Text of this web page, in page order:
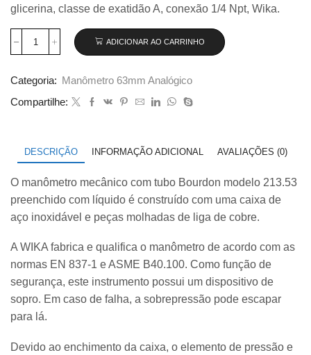
glicerina, classe de exatidão A, conexão 1/4 Npt, Wika.
Manômetro
Horizontal
4900×350
com
213.53.063
quantidade
ADICIONAR AO CARRINHO
Categoria:
Manômetro 63mm Analógico
Compartilhe:
DESCRIÇÃO INFORMAÇÃO ADICIONAL AVALIAÇÕES (0)
O manômetro mecânico com tubo Bourdon modelo 213.53
preenchido com líquido é construído com uma caixa de
aço inoxidável e peças molhadas de liga de cobre.
A WIKA fabrica e qualifica o manômetro de acordo com as
normas EN 837-1 e ASME B40.100. Como função de
segurança, este instrumento possui um dispositivo de
sopro. Em caso de falha, a sobrepressão pode escapar
para lá.
Devido ao enchimento da caixa, o elemento de pressão e